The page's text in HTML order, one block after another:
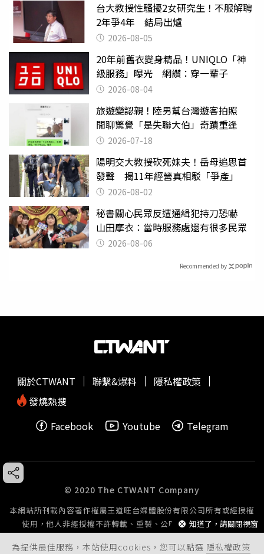
台大教授性騷擾2女研究生！不服解聘
2年爭4年 結局出爐
2026-08-05
20年前舊衣變身精品！UNIQLO「神
級服務」曝光 網讚：穿一輩子
2026-08-04
旅遊變認親！陸男幫台灣遊客拍照
閒聊驚覺「是失聯大伯」奇蹟重逢
2026-07-18
陽明交大教授砍死妹夫！岳母追思首
發聲 揭11年經營真相駁「爭產」
2026-08-02
秘書關心民眾反遭通緝犯持刀恐嚇
山田摩衣：當時服務處還有很多民眾
2026-08-06
Recommended by
為提供最佳服務，本站使用cookies，您可以點選 隱私權政策
知道了，請關閉視窗
關於CTWANT 聯繫&爆料
隱私權政策
發燒熱搜
Facebook
Youtube Telegram
© 2020 The CTWANT Company
本網站所刊載內容著作權屬王道旺台媒體股份有限公司所有或經授權
使用，他人非經授權不許轉載、重製、公開播送或公開傳輸。